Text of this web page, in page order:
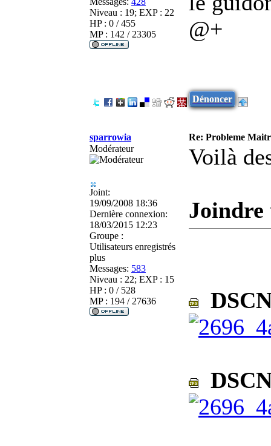
Niveau : 19; EXP : 22
HP : 0 / 455
MP : 142 / 23305
@+
Dénoncer
sparrowia
Re: Probleme
Modérateur
Joint:
19/09/2008 18:36
Dernière connexion:
18/03/2015 12:23
Groupe :
Utilisateurs enregistrés
plus
Messages: 583
Niveau : 22; EXP : 15
HP : 0 / 528
MP : 194 / 27636
Voilà